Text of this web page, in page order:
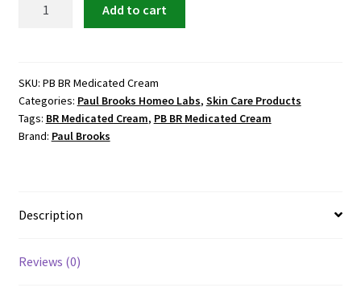
Cream
20g
quantity
Add to cart
SKU: PB BR Medicated Cream
Categories: Paul Brooks Homeo Labs, Skin Care Products
Tags: BR Medicated Cream, PB BR Medicated Cream
Brand: Paul Brooks
Description
Reviews (0)